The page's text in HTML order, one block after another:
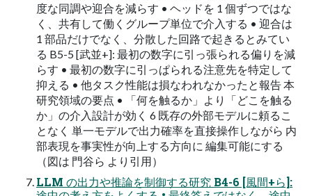
度な同調や迎合を減らす • ヘッドを 1 個ずつではな
く、共有して働くグループ単位で介⼊する • 迎合は
1 部品だけでなく、分散した回路で起きるとみてい
る B5-5 [武並+]: 最初の数字に引っ張られる偏りを減
らす • 最初の数字に引っぱられる注意先を特定して
抑える • 他タスク性能は損なわれなかったと報告 本
研究領域の要点 • 「何を触るか」より「どこを触る
か」の介⼊設計が効く 6 既存の外部モデルに頼るこ
となく 単⼀モデルで出⼒確率を直接操作しながら 内
部表現を事実性が向上する⽅向に 編集可能にする
（図は ⾨⾕ら より引⽤）
LLM の出⼒や推論を制御する研究 B4-6 [⾵間+ら]: